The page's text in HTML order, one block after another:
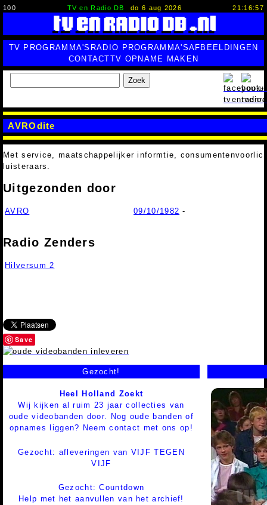
100 TV en Radio DB do 6 aug 2026 21:16:58
TV PROGRAMMA'S RADIO PROGRAMMA'SAFBEELDINGEN
CONTACTTV OPNAME MAKEN
Zoek
AVROdite
Met service, maatschappelijker informtie,
luisteraars.
Uitgezonden door
AVRO 09/10/1982 -
Radio Zenders
Hilversum 2
Save
Gezocht!
Heel Holland Zoekt
Wij kijken al ruim 23 jaar collecties van
oude videobanden door. Nog oude banden of
opnames liggen? Neem contact met ons op!
Gezocht: afleveringen van VIJF TEGEN
VIJF
Gezocht: Countdown
Help met het aanvullen van het archief!